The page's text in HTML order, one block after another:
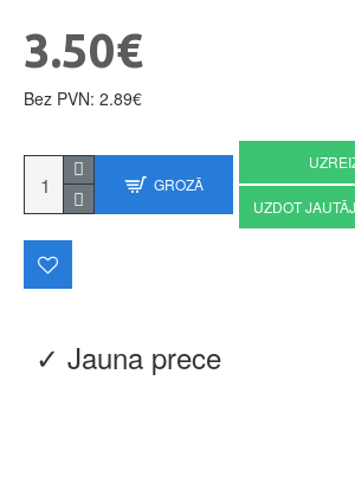
✓ Jauna prece
3.50€
Bez PVN: 2.89€
GROZĀ
UZDOT